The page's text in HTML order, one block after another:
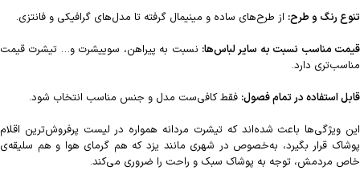
تنوع رنگ و طرح: از طرح‌های ساده و مینیمال گرفته تا مدل‌های گرافیکی و فانتزی.
قیمت مناسب نسبت به سایر لباس‌ها: نسبت به پیراهن، سوییشرت و… تیشرت قیمت
مناسب‌تری دارد.
قابل استفاده در تمام فصول: فقط کافی‌ست مدل و جنس مناسب انتخاب شود.
این ویژگی‌ها باعث شده‌اند که تیشرت مردانه همواره در لیست پرفروش‌ترین اقلام
پوشاک قرار بگیرد، به‌خصوص در شهری مانند یزد که هم گرمای هوا و هم سلیقه‌ی
خاص مردمش، توجه به پوشاک سبک و راحت را ضروری می‌کند.